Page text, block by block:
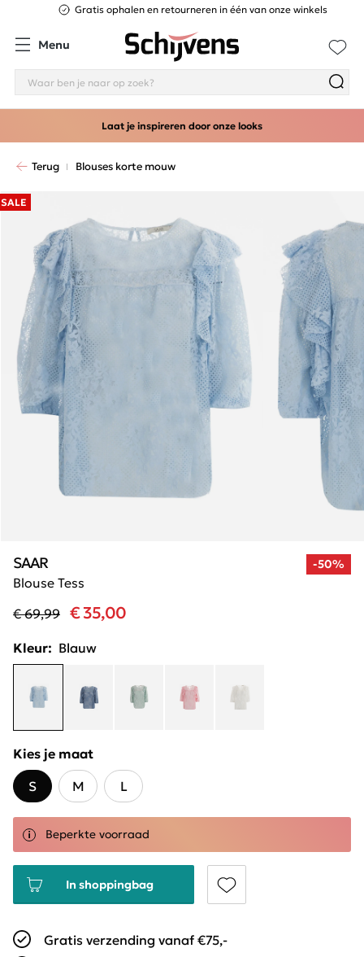
Gratis ophalen en retourneren in één van onze winkels
Menu
Laat je inspireren door onze looks
Terug Blouses korte mouw
SALE
-50%
Blouse Tess
SAAR
€ 69,99 € 35,00
Kleur: Blauw
Kies je maat
S
M L
Beperkte voorraad
In shoppingbag
Gratis verzending vanaf €75,-